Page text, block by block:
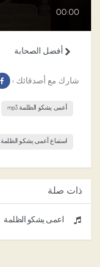
00:00
أفضل الصحابة
شارك مع أصدقائك ›
أعمى يشكو الظلمة mp3
استماع أعمى يشكو الظلمة
ذات صلة
أعمى يشكو الظلمة